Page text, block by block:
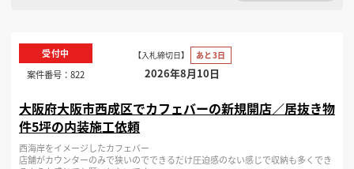
受付中
案件番号：822
【入札締切日】 あと3日
2026年8月10日
大阪府大阪市西成区でカフェバーの新規開店／居抜き物
件5坪の内装施工依頼
西海岸をイメージしたカフェバー
店舗がカウンターのみで狭いのでできるだけ圧迫感のない感じで収納も多くでき